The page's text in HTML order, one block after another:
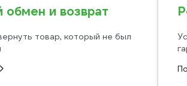
обмен и возврат
товар, который не был